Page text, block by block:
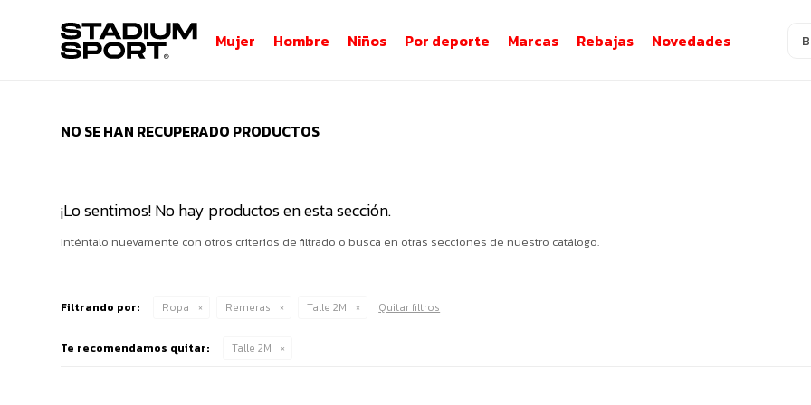
Mujer Hombre Niños Por deporte Marcas Rebajas Novedades
NO SE HAN RECUPERADO PRODUCTOS
¡Lo sentimos! No hay productos en esta sección.
Inténtalo nuevamente con otros criterios de filtrado o busca en otras secciones de nuestro catálogo.
Filtrando por: Ropa Remeras Talle 2M Quitar filtros
Te recomendamos quitar: Talle 2M